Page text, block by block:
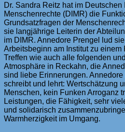
Dr. Sandra Reitz hat im Deutschen
Menschenrechte (DIMR) die
Grundsatzfragen der
sie langjährige Leiterin der
im DIMR. Annedore Prengel lud
Arbeitsbeginn am Institut zu einem
Treffen wie auch alle folgenden
Atmosphäre in Reckahn, die
sind liebe Erinnerungen.
schreibt und lehrt: Wertschätzung
Menschen, kein Funken Arroganz
Leistungen, die Fähigkeit, sehr
und solidarisch
Warmherzigkeit im Umgang.